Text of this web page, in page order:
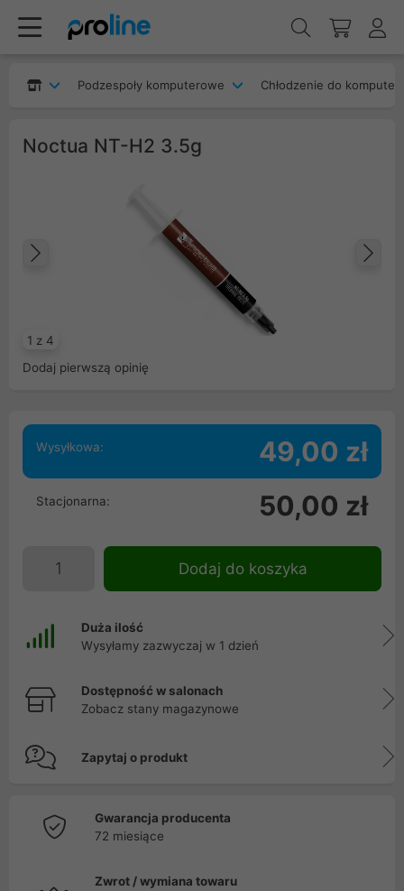
Podzespoły komputerowe Chłodzenie do
Noctua NT-H2 3.5g
1 z 4
Dodaj pierwszą opinię
Wysyłkowa: 49,00 zł
Stacjonarna: 50,00 zł
Dodaj do koszyka
Duża ilość
Wysyłamy zazwyczaj w 1 dzień
Dostępność w salonach
Zobacz stany magazynowe
Zapytaj o produkt
Gwarancja producenta
72 miesiące
Zwrot / wymiana towaru